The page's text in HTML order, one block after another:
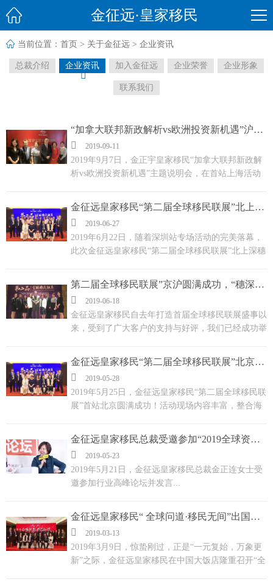
 金征远·皇家移民
 当前位置： 首页 > 关于金征远 > 企业资讯
总裁介绍 企业资讯

加入金征远 企业荣誉 企业形象
联系我们
“加拿大联邦新政解析vs欧洲投资新机遇”沪上活动圆满成功
 2019-09-11
2019年9月7日，金正宇皇家移民“加拿大联邦新政解
析vs欧洲投资新机遇”主题说明会，在首站上海活动
金征远皇家移民“第二届全球移民联展”北上深穗活动圆满成功！
 2019-06-27
2019年6月22日，随着深圳站专场活动的完美落幕，
此次金征远皇家移民“第二届全球移民联展”北上深穗
金征远皇家移民总部与分公司团队的合力打造下成功
举办，活...
第二届全球移民联展”京沪圆满成功，“穗深专场”火热开启！
 2019-06-18
金征远皇家移民自去年打造首届全球移民联展盛事以
来，受到了广大客户的支持与好评，我们已经成功举
金征远皇家移民“第二届全球移民联展”北京首站成功！
 2019-05-28
2019年5月25日，金征远皇家移民“第二届全球移民联
展”首站北京圆满成功！活动现场内容丰富，整合海
资项目， 为广大客户带来了一场别开生面的“出国盛
宴”，获得了在场嘉宾与来宾们的好评！...
金征远皇家移民总裁受邀参加“2019全球资产配置高峰论坛”并发言
 2019-05-23
2019年5月21日，金征远皇家移民总裁金正连女士受
邀参加行业高峰论坛并发言...
金征远皇家移民“ 全球问道·移民无间”出国盛典圆满成功！
 2019-03-13
2019年3月9日，惊蛰刚过，正是“一元复始，万象更
新”之际，金征远皇家移民在中国大饭店隆重召开“全